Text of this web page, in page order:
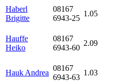
Haberl
Brigitte
08167
6943-25
1.05
Hauffe
Heiko
08167
6943-60
2.09
Hauk Andrea
08167
6943-63
1.03